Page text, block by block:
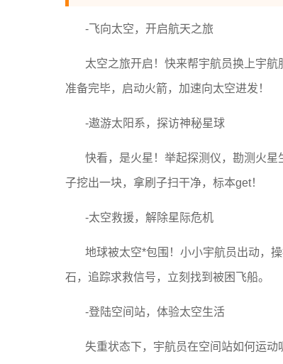
-飞向太空，开启航天之旅
太空之旅开启！快来帮宇航员换上宇航
准备完毕，启动火箭，加速向太空进发！
-遨游太阳系，探访神秘星球
快看，是火星！举起探测仪，勘测火
子挖出一块，拿刷子扫干净，标本get！
-太空救援，解除星际危机
地球被太空*包围！小小宇航员出动，
石，追踪求救信号，立刻找到被困飞船。
-登陆空间站，体验太空生活
失重状态下，宇航员在空间站如何运